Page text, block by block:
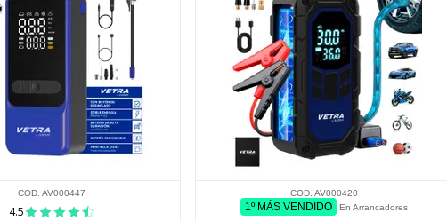
COD. AV000447
4.5
COD. AV000420
1º MÁS VENDIDO En Arrancadores